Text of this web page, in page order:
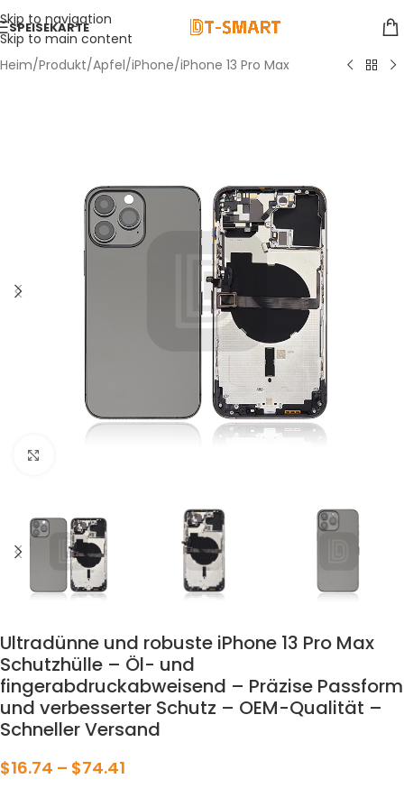
Skip to navigation
Skip to main content
SPEISEKARTE
Heim/Produkt/Apfel/iPhone/iPhone 13 Pro Max
Ultradünne und robuste iPhone 13 Pro Max
Schutzhülle – Öl- und
fingerabdruckabweisend – Präzise Passform
und verbesserter Schutz – OEM-Qualität –
Schneller Versand
$16.74 – $74.41